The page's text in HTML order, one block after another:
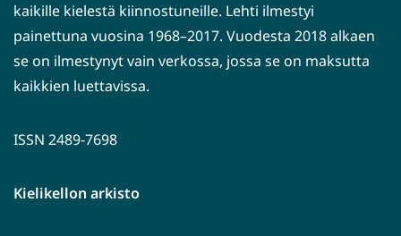
kaikille kielestä kiinnostuneille. Lehti ilmestyi
painettuna vuosina 1968–2017. Vuodesta 2018 alkaen
se on ilmestynyt vain verkossa, jossa se on maksutta
kaikkien luettavissa.
ISSN 2489-7698
Kielikellon arkisto